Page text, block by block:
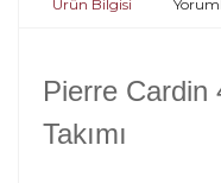
Ürün Bilgisi
Pierre Cardin
Takımı